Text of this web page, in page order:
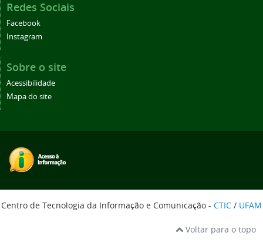
Redes Sociais
Facebook
Instagram
Sobre o site
Acessibilidade
Mapa do site
Centro de Tecnologia da Informação e Comunicação - CTIC / UFAM
Voltar para o topo